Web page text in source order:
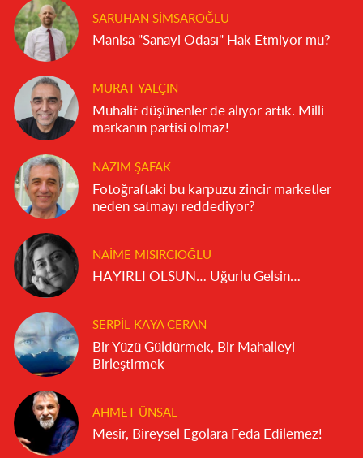
SARUHAN SIMSAROĞLU
Manisa "Sanayi Odası" Hak Etmiyor mu?
MURAT YALÇIN
Muhalif düşünenler de alıyor artık. Milli
markanın partisi olmaz!
NAZIM ŞAFAK
Fotoğraftaki bu karpuzu zincir marketler
neden satmayı reddediyor?
NAIME MISIRCIOĞLU
HAYIRLI OLSUN… Uğurlu Gelsin…
SERPIL KAYA CERAN
Bir Yüzü Güldürmek, Bir Mahalleyi
Birleştirmek
AHMET ÜNSAL
Mesir, Bireysel Egolara Feda Edilemez!